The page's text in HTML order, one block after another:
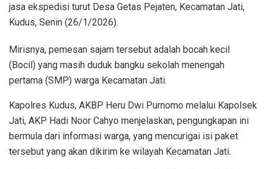
jasa ekspedisi turut Desa Getas Pejaten, Kecamatan Jati,
Kudus, Senin (26/1/2026).
Mirisnya, pemesan sajam tersebut adalah bocah kecil
(Bocil) yang masih duduk bangku sekolah menengah
pertama (SMP) warga Kecamatan Jati.
Kapolres Kudus, AKBP Heru Dwi Purnomo melalui Kapolsek
Jati, AKP Hadi Noor Cahyo menjelaskan, pengungkapan ini
bermula dari informasi warga, yang mencurigai isi paket
tersebut yang akan dikirim ke wilayah Kecamatan Jati.